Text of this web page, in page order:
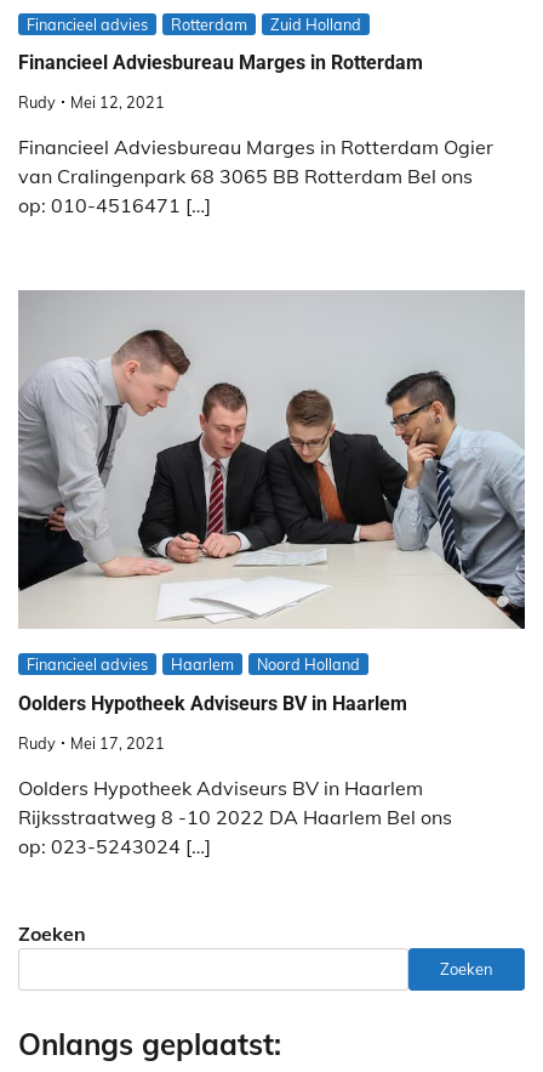
Financieel advies Rotterdam Zuid Holland
Financieel Adviesbureau Marges in Rotterdam
Rudy Mei 12, 2021
Financieel Adviesbureau Marges in Rotterdam Ogier
van Cralingenpark 68 3065 BB Rotterdam Bel ons
op: 010-4516471 […]
Financieel advies Haarlem Noord Holland
Oolders Hypotheek Adviseurs BV in Haarlem
Rudy Mei 17, 2021
Oolders Hypotheek Adviseurs BV in Haarlem
Rijksstraatweg 8 -10 2022 DA Haarlem Bel ons
op: 023-5243024 […]
Zoeken
Zoeken
Onlangs geplaatst: